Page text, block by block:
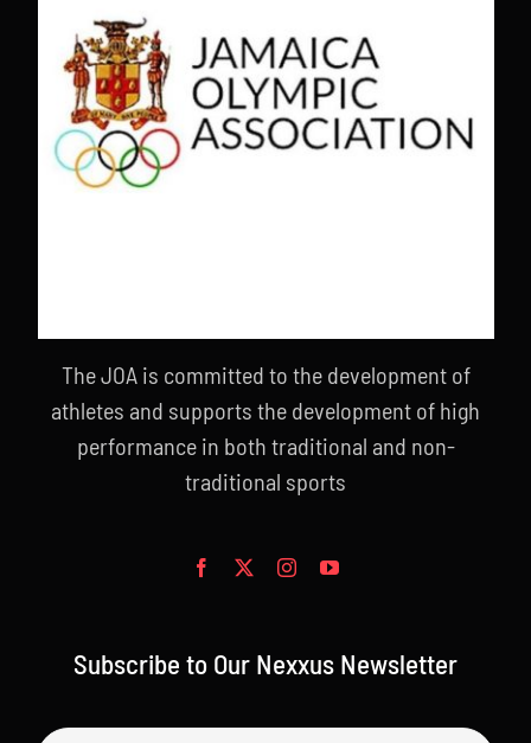
The JOA is committed to the development of
athletes and supports the development of high
performance in both traditional and non-
traditional sports
Subscribe to Our Nexxus Newsletter